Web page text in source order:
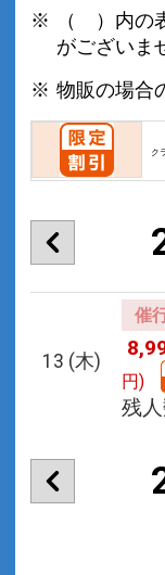
（ ）内の
がございま
物販の場合
ク
13 (木)
催
円)
残